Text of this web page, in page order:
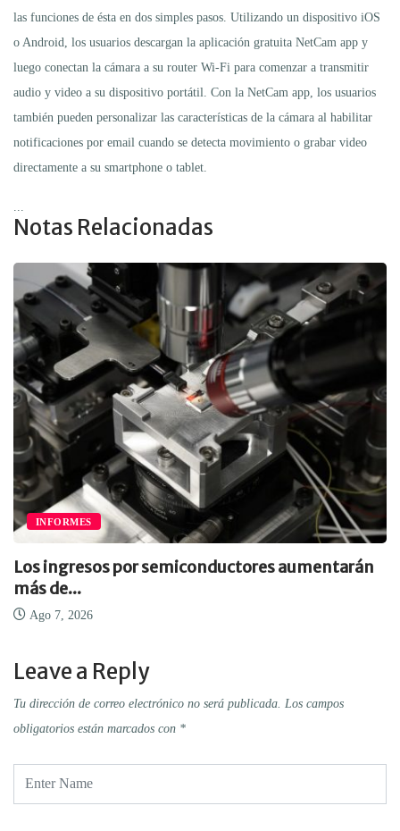
las funciones de ésta en dos simples pasos. Utilizando un dispositivo iOS
o Android, los usuarios descargan la aplicación gratuita NetCam app y
luego conectan la cámara a su router Wi-Fi para comenzar a transmitir
audio y video a su dispositivo portátil. Con la NetCam app, los usuarios
también pueden personalizar las características de la cámara al habilitar
notificaciones por email cuando se detecta movimiento o grabar video
directamente a su smartphone o tablet.
Notas Relacionadas
INFORMES
Los ingresos por semiconductores aumentarán
más de...
Ago 7, 2026
Leave a Reply
Tu dirección de correo electrónico no será publicada. Los campos
obligatorios están marcados con *